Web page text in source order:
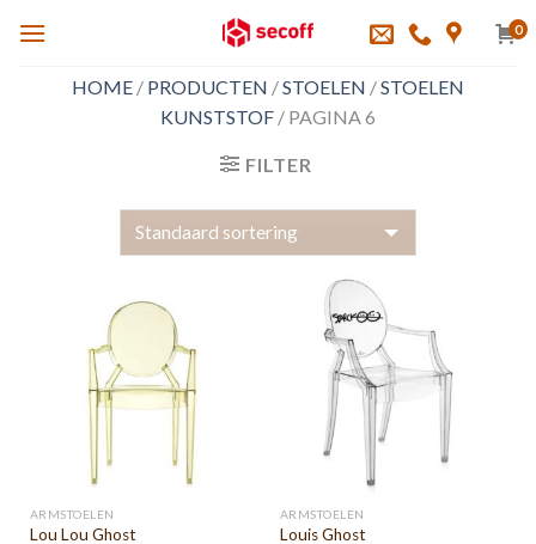
0
HOME / PRODUCTEN /STOELEN /STOELEN
KUNSTSTOF / PAGINA 6
FILTER
ARMSTOELEN
Lou Lou Ghost
ARMSTOELEN
Louis Ghost